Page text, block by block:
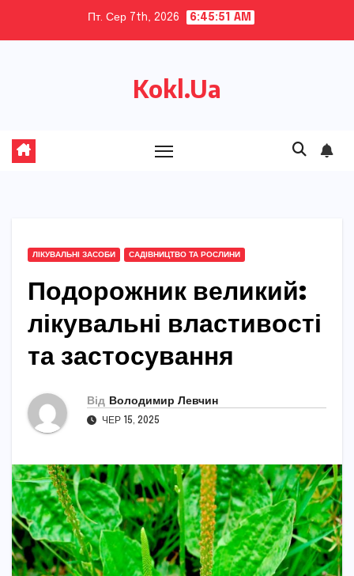
Пт. Сер 7th, 2026 6:45:53 AM
Kokl.Ua
ЛІКУВАЛЬНІ ЗАСОБИ САДІВНИЦТВО ТА РОСЛИНИ
Подорожник великий:
лікувальні властивості
та застосування
Від Володимир Левчин
ЧЕР 15, 2025